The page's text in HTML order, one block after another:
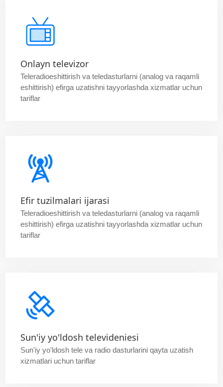
Onlayn televizor
Teleradioeshittirish va teledasturlarni (analog va raqamli
eshittirish) efirga uzatishni tayyorlashda xizmatlar uchun
tariflar
Efir tuzilmalari ijarasi
Teleradioeshittirish va teledasturlarni (analog va raqamli
eshittirish) efirga uzatishni tayyorlashda xizmatlar uchun
tariflar
Sun'iy yo'ldosh televideniesi
Sun'iy yo'ldosh tele va radio dasturlarini qayta uzatish
xizmatlari uchun tariflar